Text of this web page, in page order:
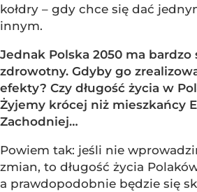
kołdry – gdy chce się dać
innym.
Jednak Polska 2050 ma
zdrowotny. Gdyby go
efekty? Czy długość życia w
Żyjemy krócej niż mieszkańcy
Zachodniej…
Powiem tak: jeśli nie
zmian, to długość życia
a prawdopodobnie będzie się